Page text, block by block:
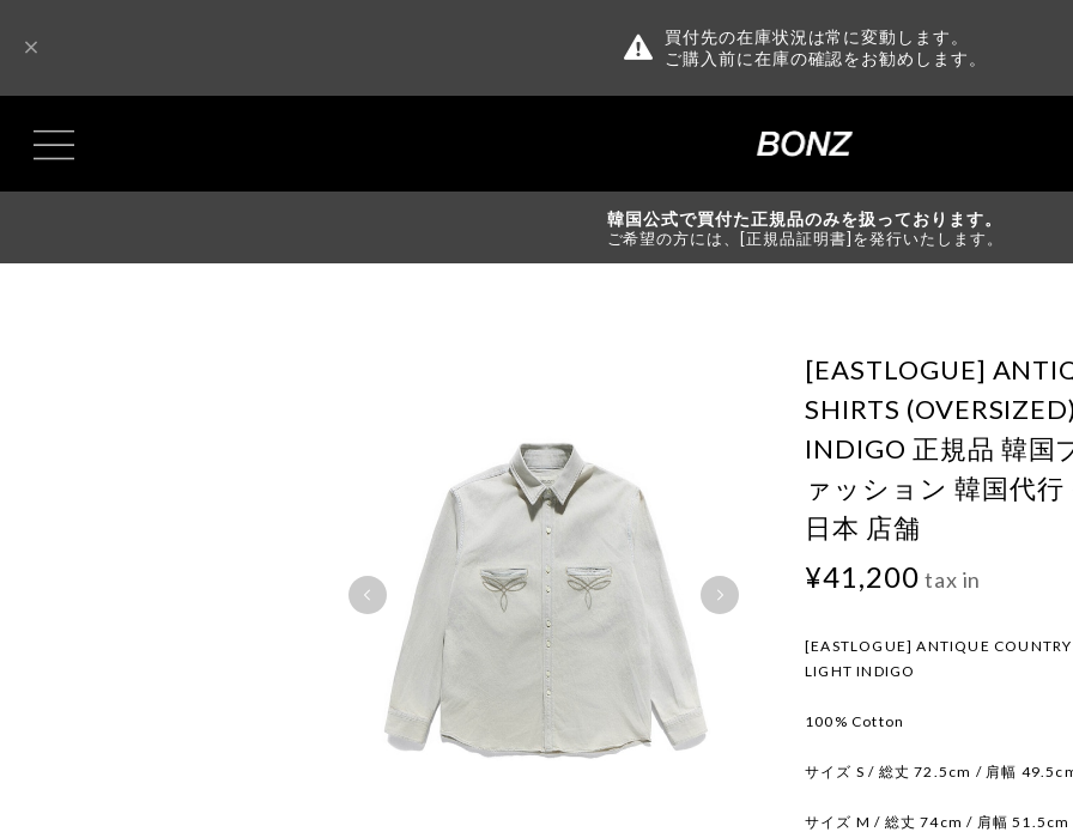
買付先の在庫状況は常に変動します。
ご購入前に在庫の確認をお勧めします。
韓国公式で買付た正規品のみを扱っております。
ご希望の方には、[正規品証明書]を発行いたします。
[EASTLOGUE]
SHIRTS
INDIGO 正規品 韓国
ァッション 韓国代
日本 店舗
¥41,200 tax in
[EASTLOGUE] ANTIQUE
LIGHT INDIGO
100% Cotton
サイズ S / 総丈 72.5cm / 肩幅
サイズ M / 総丈 74cm / 肩幅